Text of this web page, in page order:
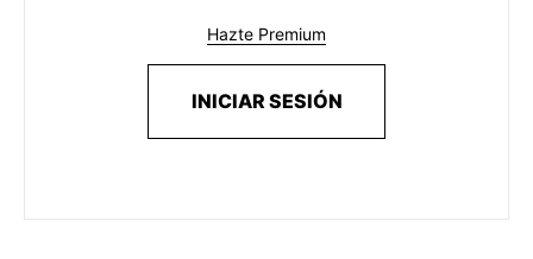
Hazte Premium
INICIAR SESIÓN